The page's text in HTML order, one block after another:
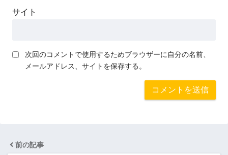
サイト
次回のコメントで使用するためブラウザーに自分の名前、
メールアドレス、サイトを保存する。
前の記事